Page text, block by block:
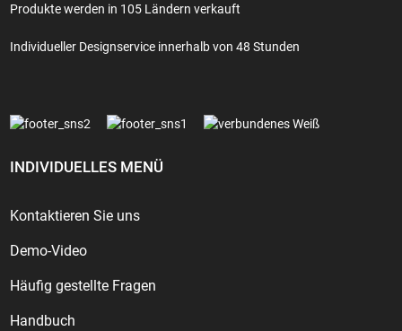
Produkte werden in 105 Ländern verkauft
Individueller Designservice innerhalb von 48 Stunden
INDIVIDUELLES MENÜ
Kontaktieren Sie uns
Demo-Video
Häufig gestellte Fragen
Handbuch